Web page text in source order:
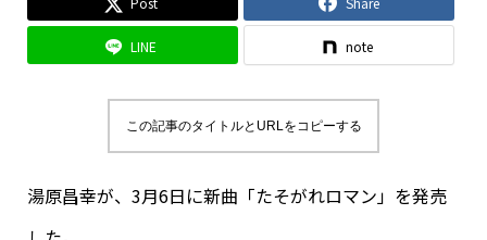
LINE note
この記事のタイトルとURLをコピーする
湯原昌幸が、3月6日に新曲「たそがれロマン」を発売